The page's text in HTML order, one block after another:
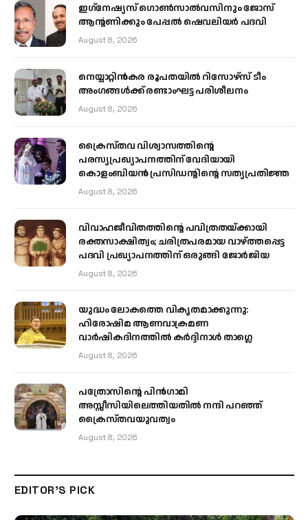
ഇഗ്‌നേഷ്യസ് ഗൊൺസാൽവസിനും ജോസ്
ആന്റണിക്കും പേപ്പൽ ഷെവലിയർ പദവി
August 8, 2026
നെയ്യാറ്റിൻകര രൂപതയിൽ റിസോഴ്സ് ടീം
അംഗങ്ങൾക്ക് രണ്ടാംഘട്ട പരിശീലനം
August 8, 2026
ക്രൈസ്തവ വിശ്വാസത്തിന്റെ
പരസ്യപ്രഖ്യാപനത്തിന് വേദിയായി
കൊളംബിയൻ പ്രസിഡന്റിന്റെ സത്യപ്രതിജ്ഞ
August 8, 2026
വിവാഹജീവിതത്തിന്റെ പവിത്രതയ്ക്കായി
രക്തസാക്ഷിത്വം; ചരിത്രപരമായ വാഴ്ത്തപ്പെട്ട
പദവി പ്രഖ്യാപനത്തിന് ഒരുങ്ങി ജോര്‍ജിയ
August 8, 2026
യുദ്ധം ലോകത്തെ വികൃതമാക്കുന്നു:
ഹിരോഷിമ ആണവാക്രമണ
വാർഷികദിനത്തിൽ കർദ്ദിനാൾ താഗ്ലെ
August 8, 2026
പത്രോസിന്റെ പിൻഗാമി
അസ്സീസിയിലെത്തിയതിൽ നന്ദി പറഞ്ഞ്
ക്രൈസ്തവയുവത്വം
August 8, 2026
EDITOR'S PICK